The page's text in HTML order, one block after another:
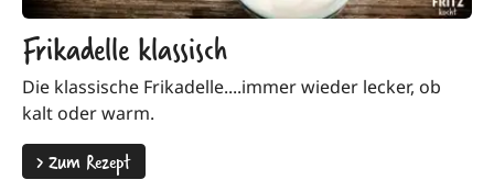
Frikadelle klassisch
Die klassische Frikadelle....immer wieder lecker, ob
kalt oder warm.
>Zum Rezept